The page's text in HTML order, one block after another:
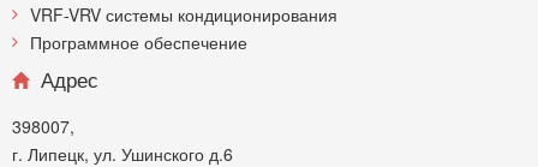
VRF-VRV системы кондиционирования
Программное обеспечение
Адрес
398007,
г. Липецк, ул. Ушинского д.6